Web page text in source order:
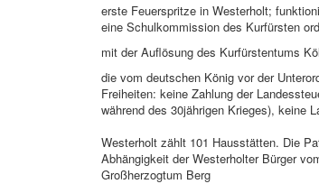
erste Feuerspritze in Westerholt;
eine Schulkommission des Kurfürsten
mit der Auflösung des Kurfürstentums
die vom deutschen König vor der
Freiheiten: keine Zahlung der
während des 30jährigen Krieges), keine
Westerholt zählt 101 Hausstätten. Die
Abhängigkeit der Westerholter Bürger
Großherzogtum Berg